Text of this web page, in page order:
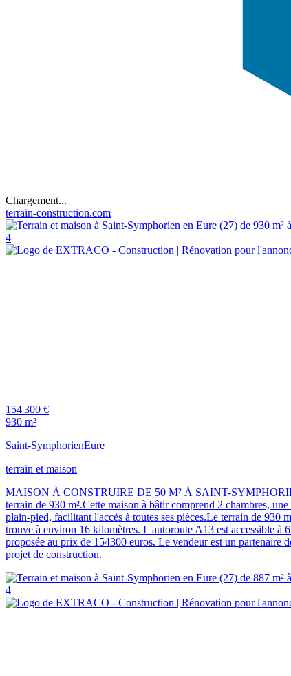
Chargement...
terrain-construction.com
4
154 300 €
930 m²
Saint-SymphorienEure
terrain et maison
MAISON À CONSTRUIRE DE 50 M² À SAINT-
terrain de 930 m².Cette maison à bâtir comprend 2 chambres,
plain-pied, facilitant l'accès à toutes ses pièces.Le terrain de
trouve à environ 16 kilomètres. L'autoroute A13 est accessible
proposée au prix de 154300 euros. Le vendeur est un
projet de construction.
4